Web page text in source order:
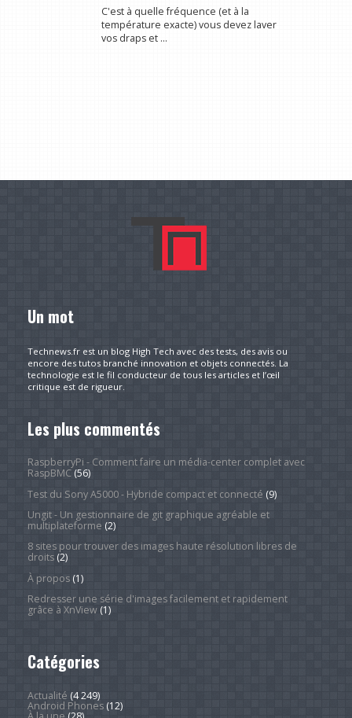
C'est à quelle fréquence (et à la
température exacte) vous devez laver
vos draps et ...
Un mot
Technews.fr est un blog High Tech avec des tests, des avis ou
encore des tutos branché innovation et objets connectés. La
technologie est le fil conducteur de tous les articles et l’œil
critique est de rigueur.
Les plus commentés
RaspberryPi - Comment faire un média-center complet avec
RaspBMC(56)
Test du Sony A5000 - Hybride compact et connecté (9)
Ungit - Un gestionnaire de git graphique agréable et
multiplateforme (2)
8 sites pour trouver des images haute résolution libres de
droits(2)
À propos(1)
Redresser une série d'images facilement et rapidement
grâce à XnView(1)
Catégories
Actualité (4 249)
Android Phones(12)